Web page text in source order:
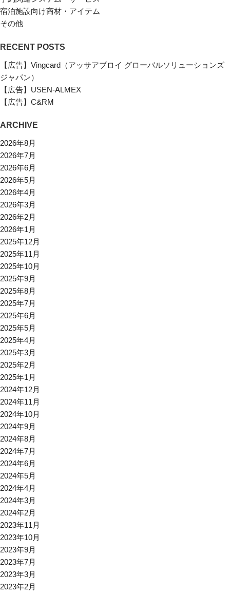
宿泊施設向け商材・アイテム
その他
RECENT POSTS
【広告】Vingcard（アッサアブロイ グローバルソリューションズ
ジャパン）
【広告】USEN-ALMEX
【広告】C&RM
ARCHIVE
2026年8月
2026年7月
2026年6月
2026年5月
2026年4月
2026年3月
2026年2月
2026年1月
2025年12月
2025年11月
2025年10月
2025年9月
2025年8月
2025年7月
2025年6月
2025年5月
2025年4月
2025年3月
2025年2月
2025年1月
2024年12月
2024年11月
2024年10月
2024年9月
2024年8月
2024年7月
2024年6月
2024年5月
2024年4月
2024年3月
2024年2月
2023年11月
2023年10月
2023年9月
2023年7月
2023年3月
2023年2月